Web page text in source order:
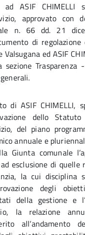
ASIF CHIMELLI
approvato con
n. 66 dd. 21
di
Valsugana ed ASIF
sezione Trasparenza
di ASIF CHIMELLI,
dello Statuto
del piano
annuale e
Giunta comunale
esclusione di quelle
la cui disciplina
degli
della gestione e
la relazione
all’andamento